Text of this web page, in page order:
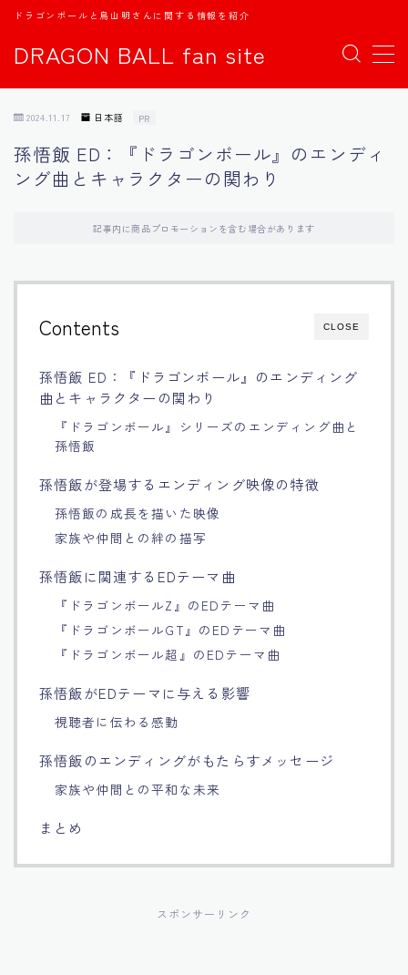
DRAGON BALL fan site
ドラゴンボールと鳥山明さんに関する情報を紹介
MENU
日本語
中文
Español
اللغة العربية
Français
Bahasa Indonesia
Português
2024.11.17 日本語 PR
孫悟飯 ED：『ドラゴンボール』のエンディ
ング曲とキャラクターの関わり
記事内に商品プロモーションを含む場合があります
CLOSE
Contents
孫悟飯 ED：『ドラゴンボール』のエンディング
曲とキャラクターの関わり
『ドラゴンボール』シリーズのエンディング曲と
孫悟飯
孫悟飯が登場するエンディング映像の特徴
孫悟飯の成長を描いた映像
家族や仲間との絆の描写
孫悟飯に関連するEDテーマ曲
『ドラゴンボールZ』のEDテーマ曲
『ドラゴンボールGT』のEDテーマ曲
『ドラゴンボール超』のEDテーマ曲
孫悟飯がEDテーマに与える影響
視聴者に伝わる感動
孫悟飯のエンディングがもたらすメッセージ
家族や仲間との平和な未来
まとめ
スポンサーリンク